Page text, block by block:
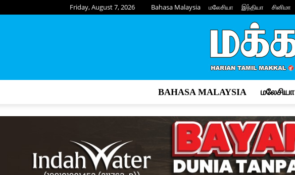
Friday, August 7, 2026 Bahasa Malaysia மலேசியா இந்தியா சினிமா
BAHASA MALAYSIA மலேசியா